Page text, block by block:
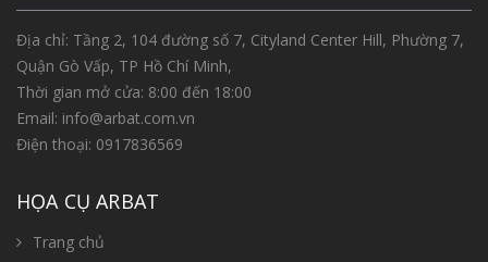
Địa chỉ: Tầng 2, 104 đường số 7, Cityland Center Hill, Phường 7,
Quận Gò Vấp, TP Hồ Chí Minh,
Thời gian mở cửa: 8:00 đến 18:00
Email: info@arbat.com.vn
Điện thoại: 0917836569
HỌA CỤ ARBAT
Trang chủ